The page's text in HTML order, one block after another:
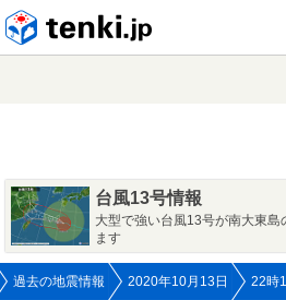
台風13号情報
大型で強い台風13号が南大東
ます
過去の地震情報 2020年10月13日 22時